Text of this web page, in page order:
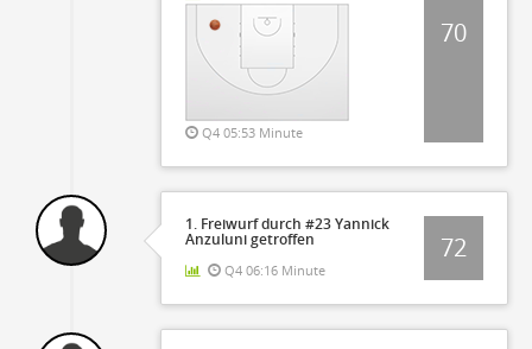
Q4 05:53 Minute
70
1. Freiwurf durch #23 Yannick
Anzuluni getroffen
Q4 06:16 Minute
72